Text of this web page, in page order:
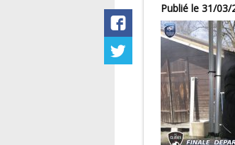
Publié le 31/